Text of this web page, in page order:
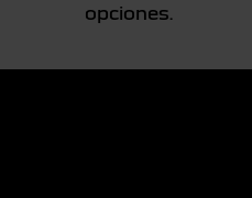
opciones.